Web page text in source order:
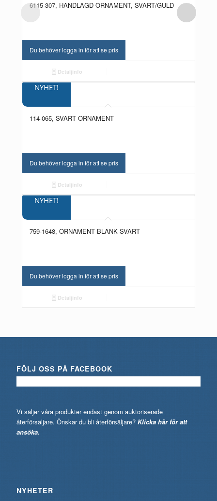
6115-307, HANDLAGD ORNAMENT, SVART/GULD
Du behöver logga in för att se pris
Detaljinfo
NYHET!
114-065, SVART ORNAMENT
Du behöver logga in för att se pris
Detaljinfo
NYHET!
759-1648, ORNAMENT BLANK SVART
Du behöver logga in för att se pris
Detaljinfo
FÖLJ OSS PÅ FACEBOOK
Vi säljer våra produkter endast genom auktoriserade
återförsäljare. Önskar du bli återförsäljare? Klicka här för att
ansöka.
NYHETER